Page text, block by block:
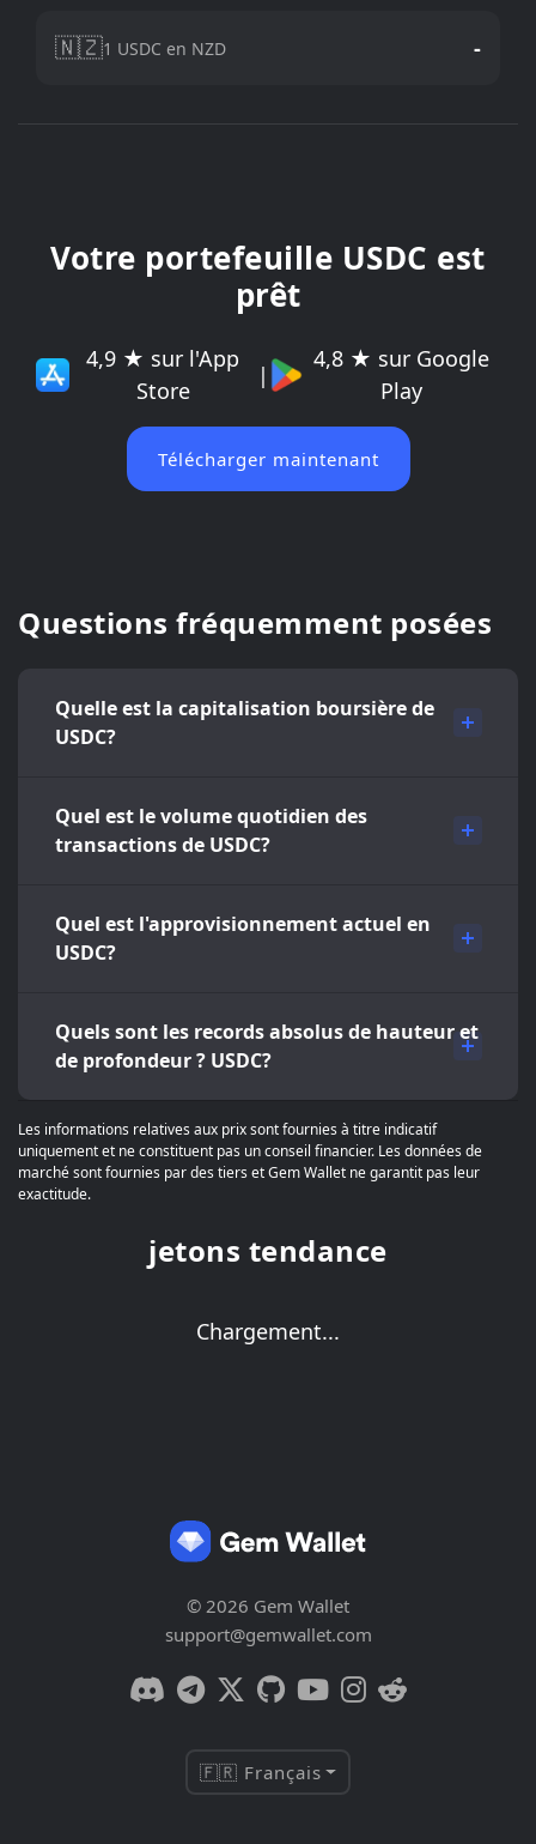
🇳🇿1 USDC en NZD -
Votre portefeuille USDC est
prêt
4,9 ★ sur l'App
Store
|
4,8 ★ sur Google
Play
Télécharger maintenant
Questions fréquemment posées
Quelle est la capitalisation boursière de
USDC?
Quel est le volume quotidien des
transactions de USDC?
Quel est l'approvisionnement actuel en
USDC?
Quels sont les records absolus de hauteur et
de profondeur ? USDC?
Les informations relatives aux prix sont fournies à titre indicatif
uniquement et ne constituent pas un conseil financier. Les données de
marché sont fournies par des tiers et Gem Wallet ne garantit pas leur
exactitude.
jetons tendance
Chargement...
© 2026 Gem Wallet
support@gemwallet.com
🇫🇷 Français